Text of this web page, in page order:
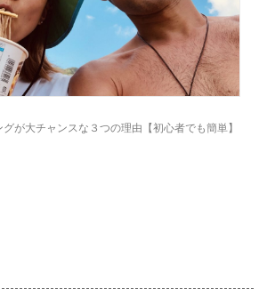
が大チャンスな３つの理由【初心者でも簡単】